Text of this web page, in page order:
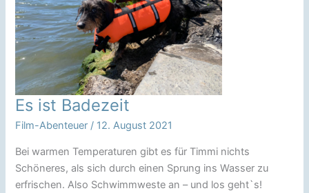
Es ist Badezeit
Film-Abenteuer / 12. August 2021
Bei warmen Temperaturen gibt es für Timmi nichts
Schöneres, als sich durch einen Sprung ins Wasser zu
erfrischen. Also Schwimmweste an – und los geht`s!